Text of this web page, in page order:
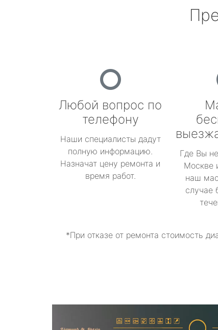
Любой вопрос по
телефону
Наши специалисты дадут
полную информацию.
Назначат цену ремонта и
время работ.
Где Вы
Москве
наш
случае
*При отказе от ремонта стоимость